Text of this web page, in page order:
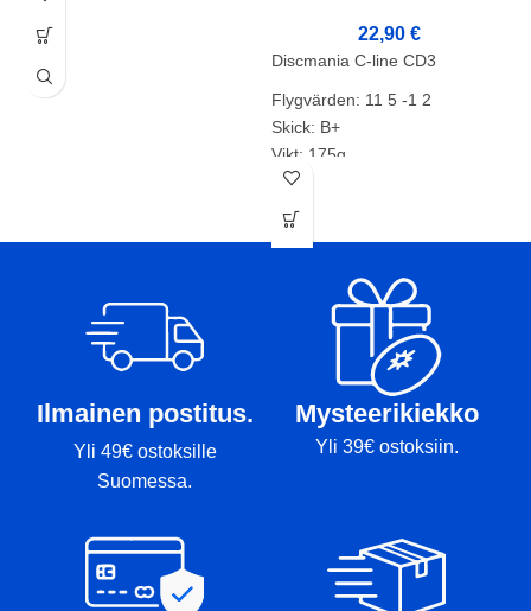
22,90 €
Discmania C-line CD3
Flygvärden: 11 5 -1 2
Skick: B+
Vikt: 175g
Markörer:
Ilmainen postitus.
Yli 49€ ostoksille
Suomessa.
Mysteerikiekko
Yli 39€ ostoksiin.